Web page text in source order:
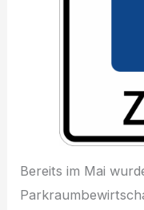
Bereits im Mai